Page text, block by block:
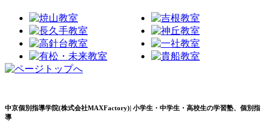
中京個別指導学院(株式会社MAXFactory)| 小学生・中学生・高校生の学習塾、個別指
導